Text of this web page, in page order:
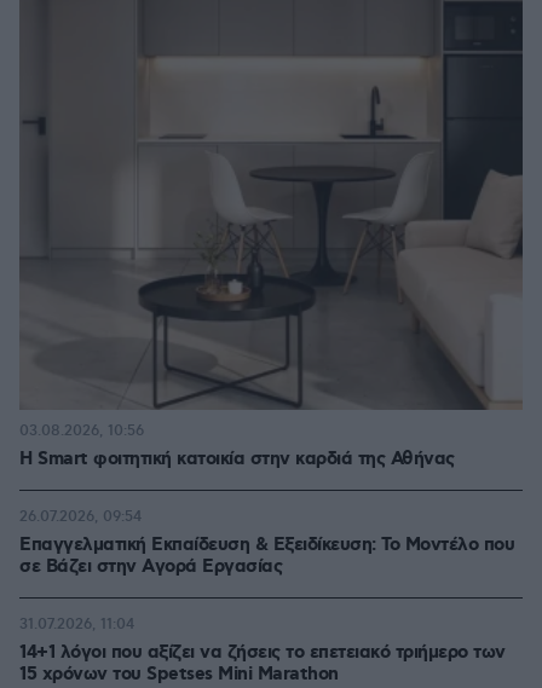
Η Smart φοιτητική κατοικία στην καρδιά της Αθήνας
03.08.2026, 10:56
Επαγγελματική Εκπαίδευση & Εξειδίκευση: Το Mοντέλο που
σε Bάζει στην Aγορά Eργασίας
26.07.2026, 09:54
14+1 λόγοι που αξίζει να ζήσεις το επετειακό τριήμερο των
15 χρόνων του Spetses Mini Marathon
31.07.2026, 11:04